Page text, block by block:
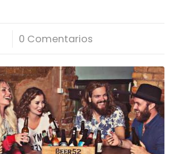
0 Comentarios